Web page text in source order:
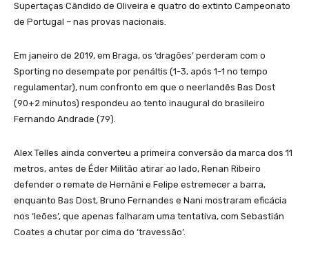
Supertaças Cândido de Oliveira e quatro do extinto Campeonato
de Portugal – nas provas nacionais.
Em janeiro de 2019, em Braga, os ‘dragões’ perderam com o
Sporting no desempate por penáltis (1-3, após 1-1 no tempo
regulamentar), num confronto em que o neerlandês Bas Dost
(90+2 minutos) respondeu ao tento inaugural do brasileiro
Fernando Andrade (79).
Alex Telles ainda converteu a primeira conversão da marca dos 11
metros, antes de Éder Militão atirar ao lado, Renan Ribeiro
defender o remate de Hernâni e Felipe estremecer a barra,
enquanto Bas Dost, Bruno Fernandes e Nani mostraram eficácia
nos ‘leões’, que apenas falharam uma tentativa, com Sebastián
Coates a chutar por cima do ‘travessão’.